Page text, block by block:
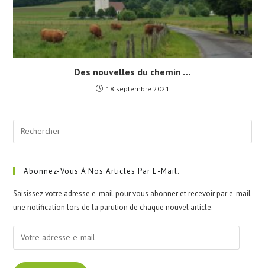
Des nouvelles du chemin …
18 septembre 2021
Abonnez-Vous À Nos Articles Par E-Mail.
Saisissez votre adresse e-mail pour vous abonner et recevoir par e-mail
une notification lors de la parution de chaque nouvel article.
Votre
adresse
e-